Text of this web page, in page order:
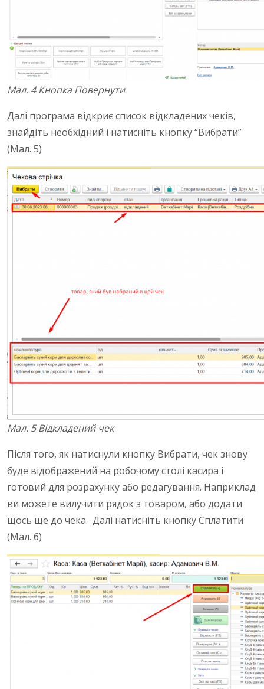
Мал. 4 Кнопка Повернути
Далі програма відкриє список відкладених чеків,
знайдіть необхідний і натисніть кнопку “Вибрати”
(Мал. 5)
Мал. 5 Відкладений чек
Після того, як натиснули кнопку Вибрати, чек знову
буде відображений на робочому столі касира і
готовий для розрахунку або редагування. Наприклад
ви можете вилучити рядок з товаром, або додати
щось ще до чека. Далі натисніть кнопку Сплатити
(Мал. 6)